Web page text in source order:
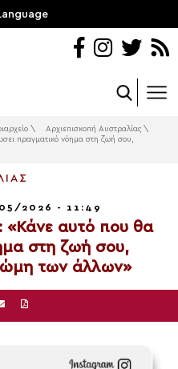
\ Αρχιεπισκοπή Αυστραλίας \
πραγματικό νόημα στη ζωή σου,
2026 - 11:49
«Κάνε αυτό που θα
στη ζωή σου,
των άλλων»